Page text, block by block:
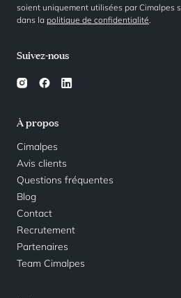
À propos
Cimalpes
Avis clients
Questions fréquentes
Blog
Contact
Recrutement
Partenaires
Team Cimalpes
Suivez-nous
soient uniquement utilisées par Cimalpes
dans la politique de confidentialité